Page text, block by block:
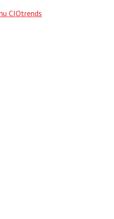
CIOtrends